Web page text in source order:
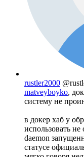
rustler2000
matveyboyko,
систему не
в докер хаб у
использовать
daemon
статусе